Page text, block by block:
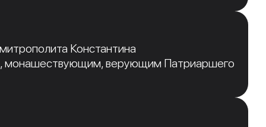
Константина
монашествующим, верующим Патриаршего